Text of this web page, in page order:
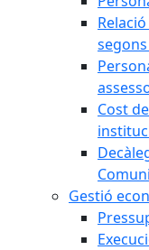
Cost
Gestió